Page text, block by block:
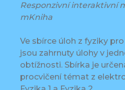
Responzivní interaktivní
mKniha
Ve sbírce úloh z fyziky
jsou zahrnuty úlohy v
obtížnosti. Sbírka je
procvičení témat z